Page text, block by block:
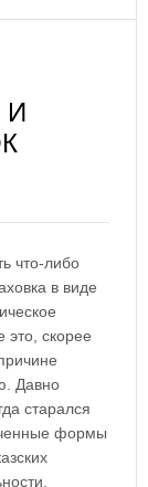
И
что-либо
в виде
это, скорее
Давно
старался
формы